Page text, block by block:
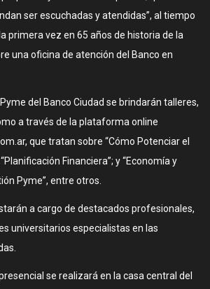
ser escuchadas y atendidas”, al tiempo
primera vez en 65 años de historia de la
una oficina de atención del Banco en
del Banco Ciudad se brindarán talleres,
a través de la plataforma online
que tratan sobre “Cómo Potenciar el
Financiera”; y “Economía y
Pyme”, entre otros.
a cargo de destacados profesionales,
universitarios especialistas en las
se realizará en la casa central del